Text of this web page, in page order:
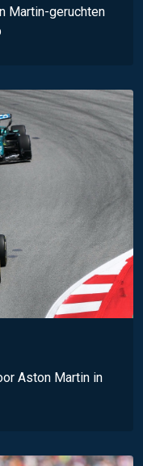
Martin-geruchten
Aston Martin in